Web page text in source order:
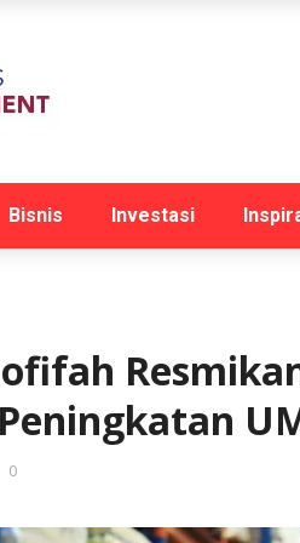
Bisnis Investasi
0